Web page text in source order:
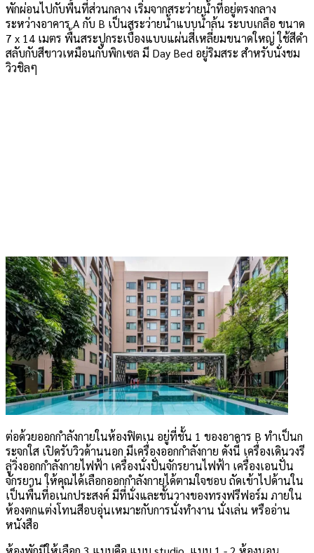
พักผ่อนไปกับพื้นที่ส่วนกลาง เริ่มจากสระว่ายน้ำที่อยู่ตรงกลาง
ระหว่างอาคาร A กับ B เป็นสระว่ายน้ำแบบน้ำล้น ระบบเกลือ ขนาด
7 x 14 เมตร พื้นสระปูกระเบื้องแบบแผ่นสี่เหลี่ยมขนาดใหญ่ ใช้สีดำ
สลับกับสีขาวเหมือนกับพิกเซล มี Day Bed อยู่ริมสระ สำหรับนั่งชม
วิวชิลๆ
ต่อด้วยออกกำลังกายในห้องฟิตเน อยู่ที่ชั้น 1 ของอาคาร B ทำเป็นก
ระจกใส เปิดรับวิวด้านนอก มีเครื่องออกกำลังกาย ดังนี้ เครื่องเดินวงรี
ลู่วิ่งออกกำลังกายไฟฟ้า เครื่องนั่งปั่นจักรยานไฟฟ้า เครื่องเอนปั่น
จักรยาน ให้คุณได้เลือกออกกำลังกายได้ตามใจชอบ ถัดเข้าไปด้านใน
เป็นพื้นที่อเนกประสงค์ มีที่นั่งและชั้นวางของทรงฟรีฟอร์ม ภายใน
ห้องตกแต่งโทนสีอบอุ่นเหมาะกับการนั่งทำงาน นั่งเล่น หรืออ่าน
หนังสือ